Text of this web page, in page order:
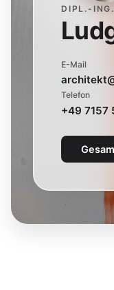
DIPL.-
E-Mail
Telefon
+49 7157